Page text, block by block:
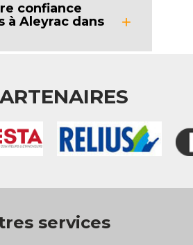
confiance
à Aleyrac dans
services